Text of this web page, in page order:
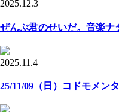
2025.12.3
ぜんぶ君のせいだ。音楽ナ
2025.11.4
25/11/09（日）コドモメン